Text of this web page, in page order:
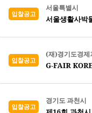
입찰공고
서울특별시
서울생활사박
입찰공고
(재)경기도경제
G-FAIR
입찰공고
경기도 과천시